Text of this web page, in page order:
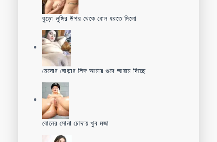
বুড়ো লুঙ্গির উপর থেকে ধোন ধরতে দিলো
মেসোর ঘোড়ার লিঙ্গ আমার গুদে আরাম দিচ্ছে
বোনের সোনা চোদায় খুব মজা